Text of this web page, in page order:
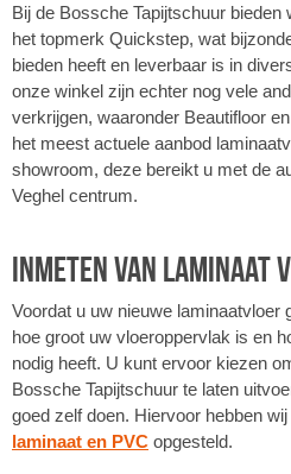
Bij de Bossche Tapijtschuur bieden
het topmerk Quickstep, wat
bieden heeft en leverbaar is in
onze winkel zijn echter nog vele
verkrijgen, waaronder Beautifloor
het meest actuele aanbod
showroom, deze bereikt u met de
Veghel centrum.
Inmeten van laminaat
Voordat u uw nieuwe laminaatvloer
hoe groot uw vloeroppervlak is en
nodig heeft. U kunt ervoor kiezen
Bossche Tapijtschuur te laten
goed zelf doen. Hiervoor hebben
laminaat en PVC opgesteld.